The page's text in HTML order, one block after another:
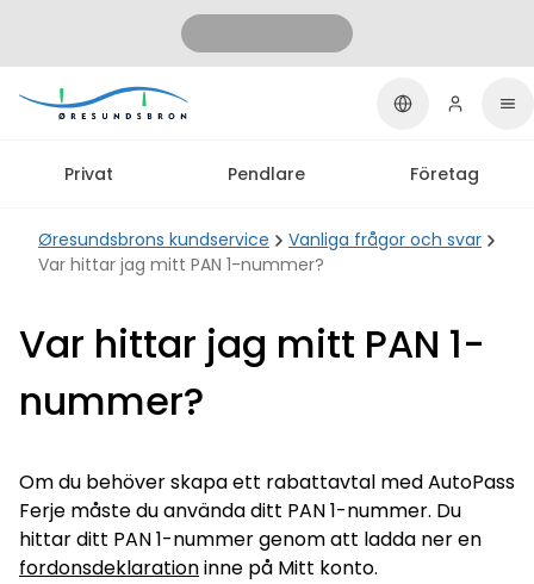
Privat Pendlare Företag
Øresundsbrons kundservice
Vanliga frågor och svar
Var hittar jag mitt PAN 1-nummer?
Var hittar jag mitt PAN 1-
nummer?
Om du behöver skapa ett rabattavtal med AutoPass
Ferje måste du använda ditt PAN 1-nummer. Du
hittar ditt PAN 1-nummer genom att ladda ner en
fordonsdeklarationinne på Mitt konto.